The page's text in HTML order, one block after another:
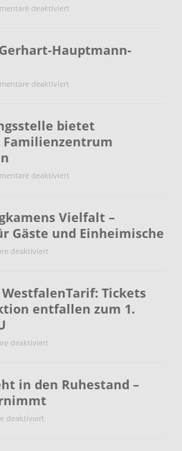
deaktiviert
Hauptmann-
deaktiviert
bietet
Familienzentrum
deaktiviert
Vielfalt –
Gäste und Einheimische
deaktiviert
Tickets
entfallen zum 1.
deaktiviert
in den Ruhestand –
deaktiviert